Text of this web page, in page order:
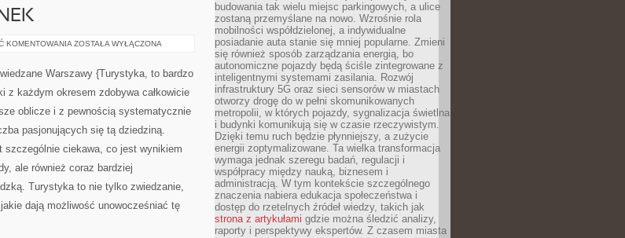
KOMENTOWANIA KOMFORTOWY
ZOSTAŁA WYŁĄCZONA
Warszawy {Turystyka, to bardzo
z każdym okresem zdobywa całkowicie
oblicze i z pewnością systematycznie
pasjonujących się tą dziedziną.
szczególnie ciekawa, co jest wynikiem
ale również coraz bardziej
Turystyka to nie tylko zwiedzanie,
dają możliwość unowocześniać tę
budowania tak wielu miejsc parkingowych, a ulice
zostaną przemyślane na nowo. Wzrośnie rola
mobilności współdzielonej, a indywidualne
posiadanie auta stanie się mniej popularne. Zmieni
się również sposób zarządzania energią, bo
autonomiczne pojazdy będą ściśle zintegrowane z
inteligentnymi systemami zasilania. Rozwój
infrastruktury 5G oraz sieci sensorów w miastach
otworzy drogę do w pełni skomunikowanych
metropolii, w których pojazdy, sygnalizacja świetlna
i budynki komunikują się w czasie rzeczywistym.
Dzięki temu ruch będzie płynniejszy, a zużycie
energii zoptymalizowane. Ta wielka transformacja
wymaga jednak szeregu badań, regulacji i
współpracy między nauką, biznesem i
administracją. W tym kontekście szczególnego
znaczenia nabiera edukacja społeczeństwa i
dostęp do rzetelnych źródeł wiedzy, takich jak
strona z artykułami gdzie można śledzić analizy,
raporty i perspektywy ekspertów. Z czasem miasta